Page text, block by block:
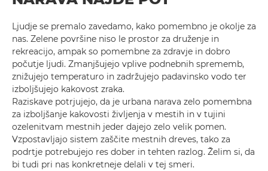
Ljudje se premalo zavedamo, kako pomembno je okolje za
nas. Zelene površine niso le prostor za druženje in
rekreacijo, ampak so pomembne za zdravje in dobro
počutje ljudi. Zmanjšujejo vplive podnebnih sprememb,
znižujejo temperaturo in zadržujejo padavinsko vodo ter
izboljšujejo kakovost zraka.
Raziskave potrjujejo, da je urbana narava zelo pomembna
za izboljšanje kakovosti življenja v mestih in v tujini
ozelenitvam mestnih jeder dajejo zelo velik pomen.
Vzpostavljajo sistem zaščite mestnih dreves, tako za
podrtje potrebujejo res dober in tehten razlog. Želim si, da
bi tudi pri nas konkretneje delali v tej smeri.